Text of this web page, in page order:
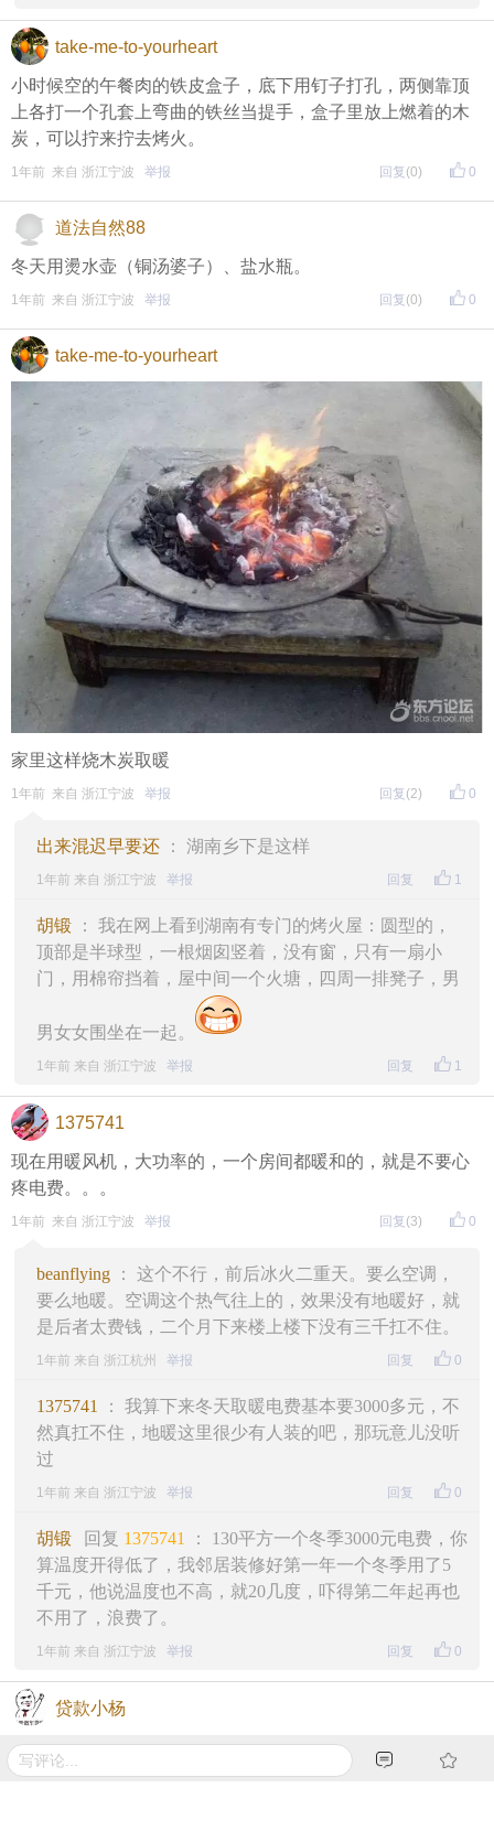
take-me-to-yourheart
小时候空的午餐肉的铁皮盒子，底下用钉子打孔，两侧靠顶
上各打一个孔套上弯曲的铁丝当提手，盒子里放上燃着的木
炭，可以拧来拧去烤火。
0
1年前 来自 浙江宁波 举报 回复 (0)
道法自然88
冬天用燙水壶（铜汤婆子）、盐水瓶。
0
1年前 来自 浙江宁波 举报 回复 (0)
take-me-to-yourheart
家里这样烧木炭取暖
0
1年前 来自 浙江宁波 举报 回复 (2)
出来混迟早要还 ： 湖南乡下是这样
1
1年前 来自 浙江宁波 举报 回复
胡锻 ： 我在网上看到湖南有专门的烤火屋：圆型的，
顶部是半球型，一根烟囱竖着，没有窗，只有一扇小
门，用棉帘挡着，屋中间一个火塘，四周一排凳子，男
男女女围坐在一起。
1
1年前 来自 浙江宁波 举报 回复
1375741
现在用暖风机，大功率的，一个房间都暖和的，就是不要心
疼电费。。。
0
1年前 来自 浙江宁波 举报 回复 (3)
beanflying ： 这个不行，前后冰火二重天。要么空调，
要么地暖。空调这个热气往上的，效果没有地暖好，就
是后者太费钱，二个月下来楼上楼下没有三千扛不住。
0
1年前 来自 浙江杭州 举报 回复
1375741
： 我算下来冬天取暖电费基本要3000多元，不
然真扛不住，地暖这里很少有人装的吧，那玩意儿没听
过
0
1年前 来自 浙江宁波 举报 回复
胡锻 回复 1375741
： 130平方一个冬季3000元电费，你
算温度开得低了，我邻居装修好第一年一个冬季用了5
千元，他说温度也不高，就20几度，吓得第二年起再也
不用了，浪费了。
0
1年前 来自 浙江宁波 举报 回复
贷款小杨
是的
1年前 来自 浙江宁波 举报